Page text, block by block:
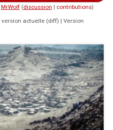
MrWolf (discussion | contributions)
actuelle (diff) | Version